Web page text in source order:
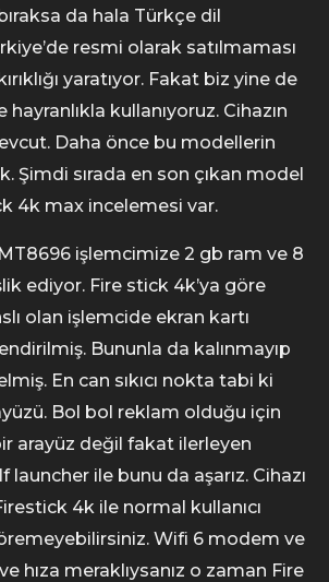
da hala Türkçe dil
resmi olarak satılmaması
yaratıyor. Fakat biz yine de
hayranlıkla kullanıyoruz. Cihazın
Daha önce bu modellerin
Şimdi sırada en son çıkan model
4k max incelemesi var.
MT8696 işlemcimize 2 gb ram ve 8
ediyor. Fire stick 4k’ya göre
olan işlemcide ekran kartı
Bununla da kalınmayıp
En can sıkıcı nokta tabi ki
Bol bol reklam olduğu için
arayüz değil fakat ilerleyen
ile bunu da aşarız. Cihazı
4k ile normal kullanıcı
Wifi 6 modem ve
hıza meraklıysanız o zaman Fire